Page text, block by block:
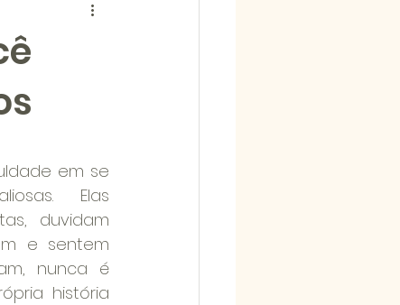
em se
Elas
duvidam
e sentem
nunca é
história